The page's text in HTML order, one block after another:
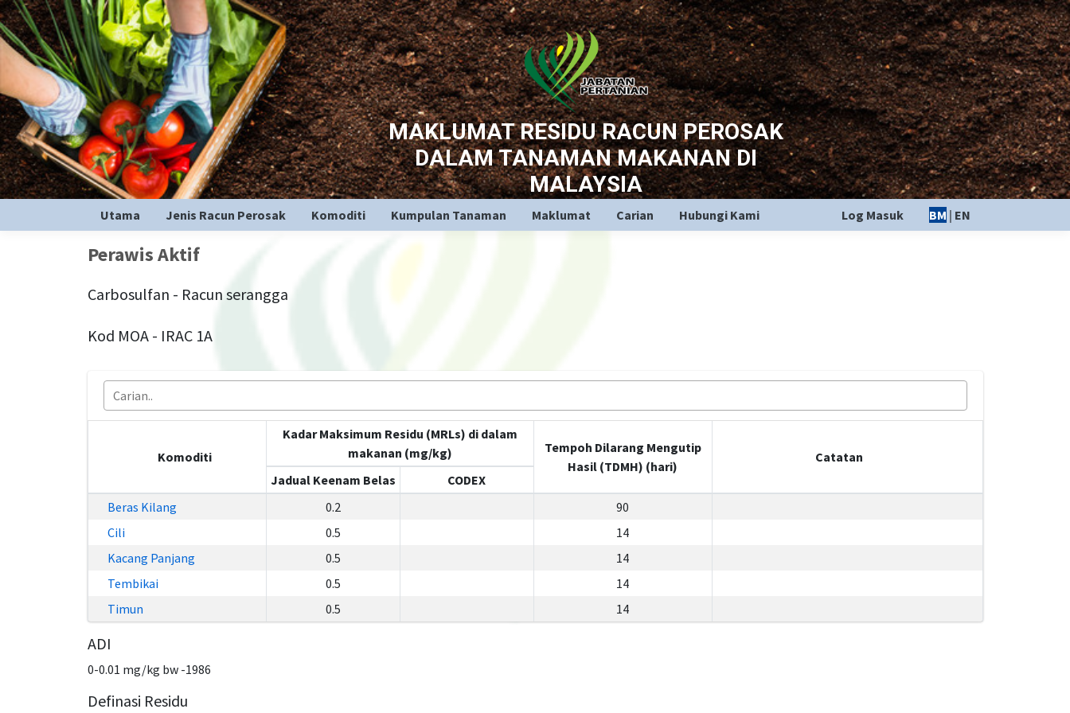
MAKLUMAT RESIDU RACUN PEROSAK
DALAM TANAMAN MAKANAN DI
MALAYSIA
Utama Jenis Racun Perosak Komoditi Kumpulan Tanaman Maklumat Carian Hubungi Kami Log Masuk BM | EN
Perawis Aktif
Carbosulfan - Racun serangga
Kod MOA - IRAC 1A
Komoditi
Kadar Maksimum Residu (MRLs) di dalam
makanan (mg/kg)
Tempoh Dilarang Mengutip
Hasil (TDMH) (hari)
Catatan
Jadual Keenam Belas
CODEX
Beras Kilang
0.2
90
Cili
0.5
14
Kacang Panjang
0.5
14
Tembikai
0.5
14
Timun
0.5 14
ADI
0-0.01 mg/kg bw -1986
Definasi Residu